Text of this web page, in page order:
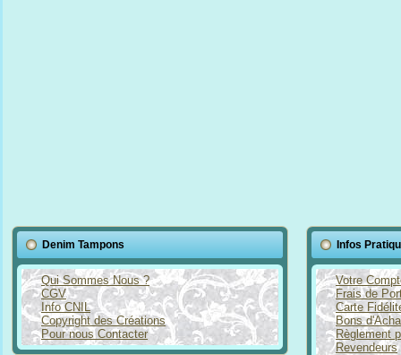
Denim Tampons
Qui Sommes Nous ?
CGV
Info CNIL
Copyright des Créations
Pour nous Contacter
Infos
Votre
Frais de
Carte
Bons
Règlement
Revendeurs